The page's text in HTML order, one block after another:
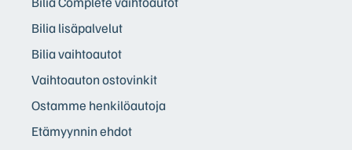
Bilia lisäpalvelut
Bilia vaihtoautot
Vaihtoauton ostovinkit
Ostamme henkilöautoja
Etämyynnin ehdot